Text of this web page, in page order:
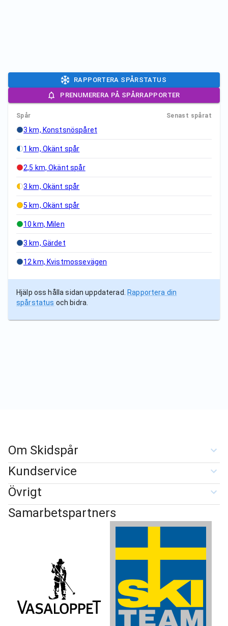
RAPPORTERA SPÅRSTATUS
PRENUMERERA PÅ SPÅRRAPPORTER
Spår Senast spårat
3 km, Konstsnöspåret
1 km, Okänt spår
2,5 km, Okänt spår
3 km, Okänt spår
5 km, Okänt spår
10 km, Milen
3 km, Gärdet
12 km, Kvistmossevägen
Hjälp oss hålla sidan uppdaterad.
Rapportera din
spårstatus och bidra.
Om Skidspår
Kundservice
Övrigt
Samarbetspartners